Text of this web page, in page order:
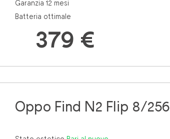
Garanzia 12 mesi
Batteria ottimale
379 €
Oppo Find N2 Flip 8/256